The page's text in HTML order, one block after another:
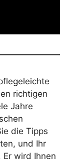
richtigen
Jahre
die Tipps
und Ihr
wird Ihnen